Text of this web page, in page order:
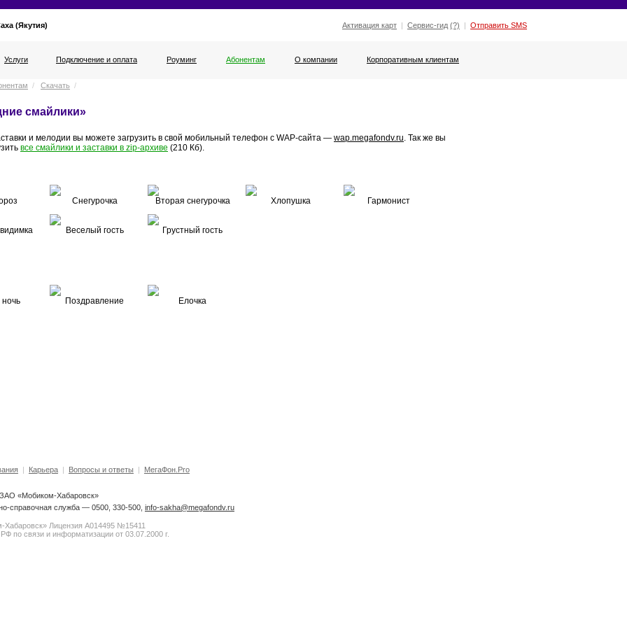
(Якутия) Активация карт |Сервис-гид (?) |Отправить SMS
Услуги Подключение и оплата Роуминг Абонентам О компании Корпоративным клиентам
/ Скачать /
смайлики»
и мелодии вы можете загрузить в свой мобильный телефон с WAP-сайта — wap.megafondv.ru . Так же вы
все смайлики и заставки в zip-архиве (210 Кб).
Снегурочка Вторая снегурочка Хлопушка Гармонист
Веселый гость Грустный гость
Поздравление Елочка
| Карьера| Вопросы и ответы | МегаФон.Pro
«Мобиком-Хабаровск»
справочная служба — 0500, 330-500, info-sakha@megafondv.ru
Лицензия А014495 №15411
по связи и информатизации от 03.07.2000 г.